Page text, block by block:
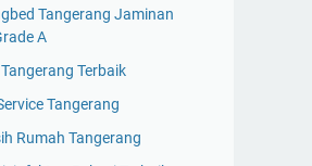
Tangerang Jaminan
A
Terbaik
Tangerang
Rumah Tangerang